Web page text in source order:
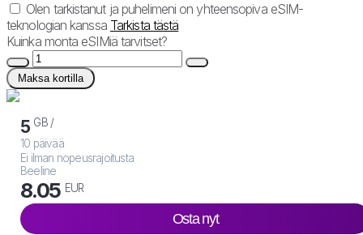
Olen tarkistanut ja puhelimeni on yhteensopiva eSIM-
teknologian kanssa Tarkista tästä
Kuinka monta eSIMiä tarvitset?
Maksa kortilla
5 GB /
10 päivää
Ei ilman nopeusrajoitusta
Beeline
8.05 EUR
Osta nyt